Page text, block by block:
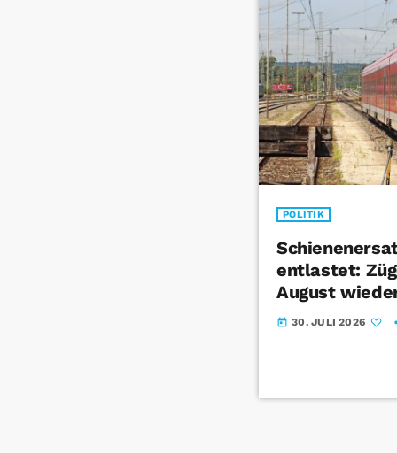
POLITIK
entlastet:
August
today 30. JULI 2026